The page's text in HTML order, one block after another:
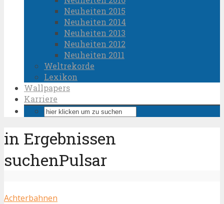
Neuheiten 2015
Neuheiten 2014
Neuheiten 2013
Neuheiten 2012
Neuheiten 2011
Weltrekorde
Lexikon
Wallpapers
Karriere
in Ergebnissen
suchenPulsar
Achterbahnen